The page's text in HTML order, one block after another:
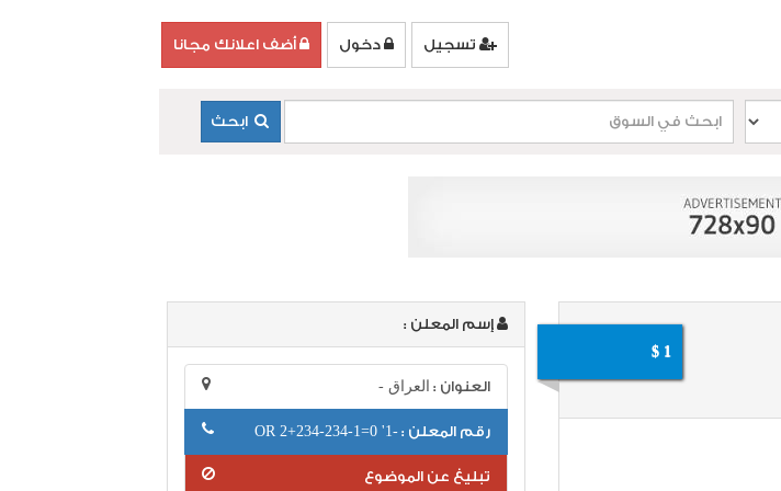
أضف اعلانك مجانا دخول تسجيل
ابحث
1 $
إسم المعلن :
العنوان : العراق -
رقم المعلن :-1' OR 2+234-234-1=0
تبليغ عن الموضوع